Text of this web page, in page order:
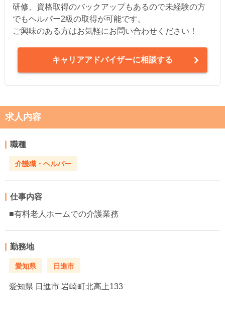
研修、資格取得のバックアップもあるので未経験の方
でもヘルパー2級の取得が可能です。
ご興味のある方はお気軽にお問い合わせください！
キャリアアドバイザーに相談する
求人内容
職種
介護職・ヘルパー
仕事内容
■有料老人ホームでの介護業務
勤務地
愛知県 日進市
愛知県 日進市 岩崎町北高上133